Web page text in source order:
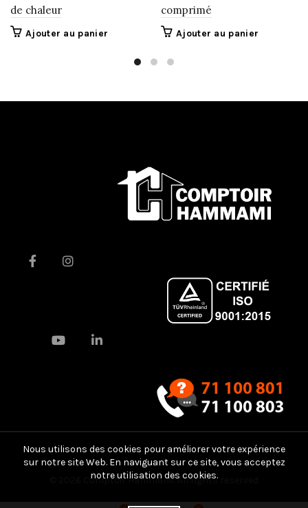
de chaleur
Ajouter au panier
comprimé
Ajouter au panier
Comptoir Hammami. All rights reserved
Nous utilisons des cookies pour améliorer votre expérience
sur notre site Web. En naviguant sur ce site, vous acceptez
notre utilisation des cookies.